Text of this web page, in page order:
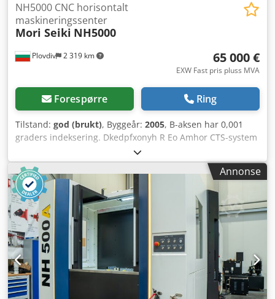
Plovdiv 2 319 km
NH5000 CNC horisontalt
maskineringssenter
Mori Seiki NH5000
65 000 €
EXW Fast pris pluss MVA
Forespørre Ring
Tilstand: god (brukt), Byggeår: 2005, B-aksen har 0,001
graders indeksering. Dkedpfxonyh R Eo Amhor CTS-system
Fanuc-basert styringssystem Ta gjerne kontakt med oss
dersom du har flere spørsmål.
Annonse